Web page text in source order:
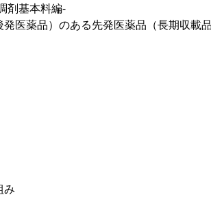
剤基本料編-
医薬品）のある先発医薬品（長期収載
み